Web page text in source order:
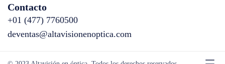
Contacto
+01 (477) 7760500
deventas@altavisionenoptica.com